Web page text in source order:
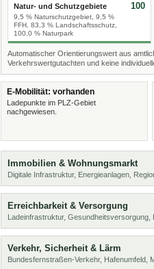
Natur- und Schutzgebiete
9,5 % Naturschutzgebiet, 9,5 %
FFH, 83,3 % Landschaftsschutz,
100,0 % Naturpark
100
Automatischer Orientierungswert aus
Verkehrswertgutachten und keine
E-Mobilität: vorhanden
Ladepunkte im PLZ-Gebiet
nachgewiesen.
Immobilien & Wohnungsmarkt
Digitale Infrastruktur, Energieanlagen,
Erreichbarkeit & Versorgung
Ladeinfrastruktur, Gesundheitsversorgung,
Verkehr, Sicherheit & Lärm
Bundesfernstraßen-Verkehr, Hafenumfeld,